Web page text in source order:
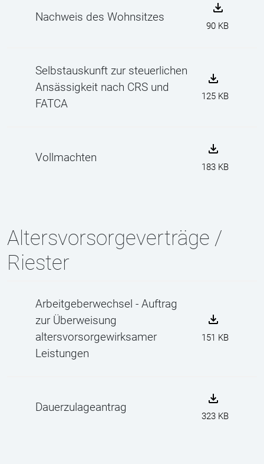
Nachweis des Wohnsitzes
90 KB
Selbstauskunft zur steuerlichen
Ansässigkeit nach CRS und
FATCA
125 KB
Vollmachten
183 KB
Altersvorsorgeverträge /
Riester
Arbeitgeberwechsel - Auftrag
zur Überweisung
altersvorsorgewirksamer
Leistungen
151 KB
Dauerzulageantrag
323 KB